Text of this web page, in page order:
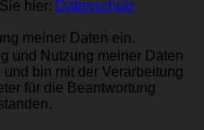
hier: Datenschutz
meiner Daten ein.
und Nutzung meiner Daten
bin mit der Verarbeitung
für die Beantwortung